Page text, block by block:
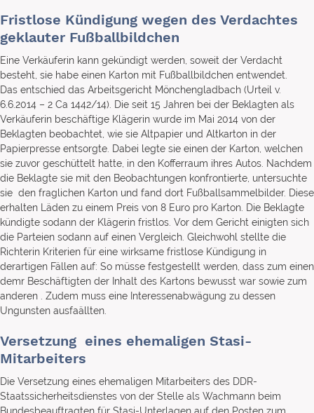
Fristlose Kündigung wegen des Verdachtes
geklauter Fußballbildchen
Eine Verkäuferin kann gekündigt werden, soweit der Verdacht
besteht, sie habe einen Karton mit Fußballbildchen entwendet.
Das entschied das Arbeitsgericht Mönchengladbach (Urteil v.
6.6.2014 – 2 Ca 1442/14). Die seit 15 Jahren bei der Beklagten als
Verkäuferin beschäftige Klägerin wurde im Mai 2014 von der
Beklagten beobachtet, wie sie Altpapier und Altkarton in der
Papierpresse entsorgte. Dabei legte sie einen der Karton, welchen
sie zuvor geschüttelt hatte, in den Kofferraum ihres Autos. Nachdem
die Beklagte sie mit den Beobachtungen konfrontierte, untersuchte
sie den fraglichen Karton und fand dort Fußballsammelbilder. Diese
erhalten Läden zu einem Preis von 8 Euro pro Karton. Die Beklagte
kündigte sodann der Klägerin fristlos. Vor dem Gericht einigten sich
die Parteien sodann auf einen Vergleich. Gleichwohl stellte die
Richterin Kriterien für eine wirksame fristlose Kündigung in
derartigen Fällen auf: So müsse festgestellt werden, dass zum einen
demr Beschäftigten der Inhalt des Kartons bewusst war sowie zum
anderen . Zudem muss eine Interessenabwägung zu dessen
Ungunsten ausfaällten.
Versetzung eines ehemaligen Stasi-
Mitarbeiters
Die Versetzung eines ehemaligen Mitarbeiters des DDR-
Staatssicherheitsdienstes von der Stelle als Wachmann beim